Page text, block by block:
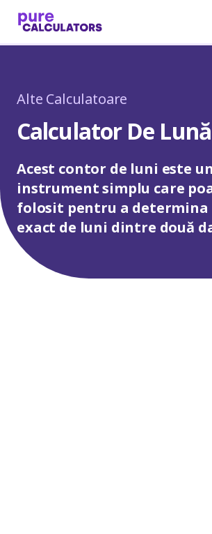
Alte Calculatoare
Calculator De Lună
Acest contor de luni este un
instrument simplu care
folosit pentru a determina
exact de luni dintre două